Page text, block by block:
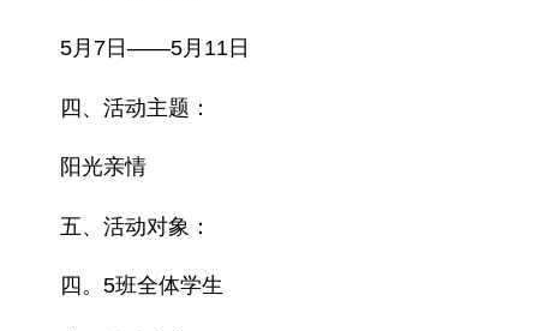
5月7日——5月11日
四、活动主题：
阳光亲情
五、活动对象：
四。5班全体学生